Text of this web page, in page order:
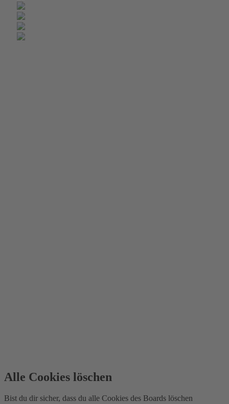
Alle Cookies löschen
Bist du dir sicher, dass du alle Cookies des Boards löschen